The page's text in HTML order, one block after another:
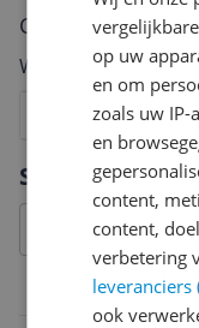
Specificaties
Cijfer
Welk cijfer geef jij
4
3
2
op uw
en om
zoals uw
en
content,
content,
verbetering
leveranciers
ook